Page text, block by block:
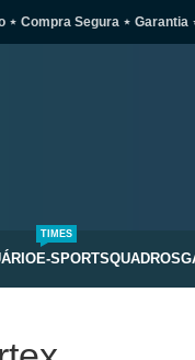
⋆ Compra Segura ⋆ Garantia
E-SPORTS
TIMES
QUADROS